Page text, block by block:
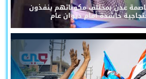
عدن بمختلف مكوناتهم ينفذون
حاشدة أمام ديوان عام